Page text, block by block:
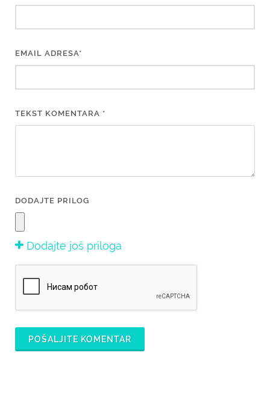
EMAIL ADRESA*
TEKST KOMENTARA *
DODAJTE PRILOG
Dodajte još priloga
POŠALJITE KOMENTAR